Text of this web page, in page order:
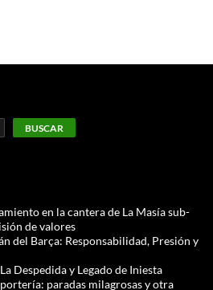
BUSCAR
en la cantera de La Masía sub-
de valores
del Barça: Responsabilidad, Presión y
Despedida y Legado de Iniesta
paradas milagrosas y otra